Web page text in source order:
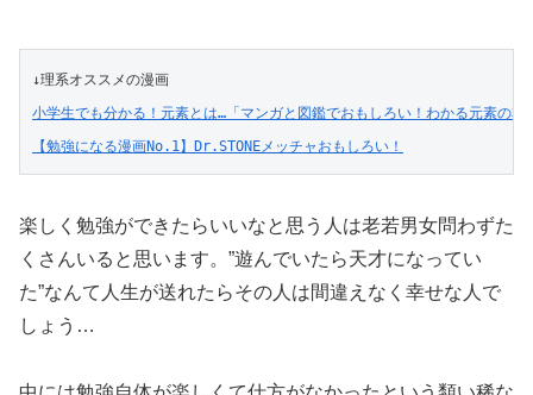
↓理系オススメの漫画
小学生でも分かる！元素とは…「マンガと図鑑でおもしろい！わかる元素の本
【勉強になる漫画No.1】Dr.STONEメッチャおもしろい！
楽しく勉強ができたらいいなと思う人は老若男女問わずた
くさんいると思います。”遊んでいたら天才になってい
た”なんて人生が送れたらその人は間違えなく幸せな人で
しょう…